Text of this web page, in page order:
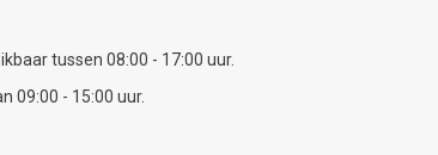
tussen 08:00 - 17:00 uur.
09:00 - 15:00 uur.